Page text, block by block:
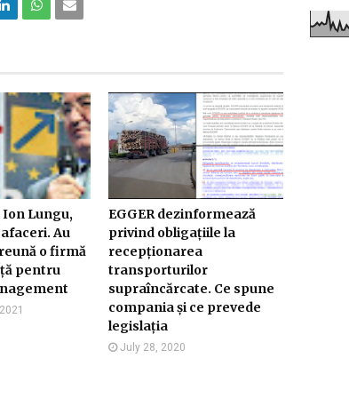
Ion Lungu,
Au
o firmă
pentru
EGGER dezinformează
privind obligațiile la
recepționarea
transporturilor
supraîncărcate. Ce spune
compania și ce prevede
legislația
July 28, 2020